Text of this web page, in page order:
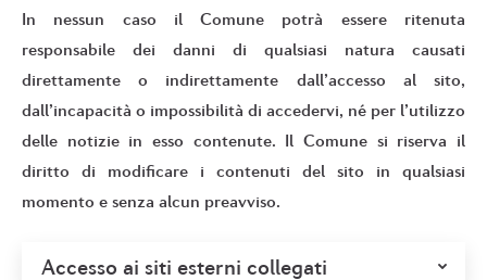
In nessun caso il Comune potrà essere ritenuta
responsabile dei danni di qualsiasi natura causati
direttamente o indirettamente dall’accesso al sito,
dall’incapacità o impossibilità di accedervi, né per l’utilizzo
delle notizie in esso contenute. Il Comune si riserva il
diritto di modificare i contenuti del sito in qualsiasi
momento e senza alcun preavviso.
Accesso ai siti esterni collegati